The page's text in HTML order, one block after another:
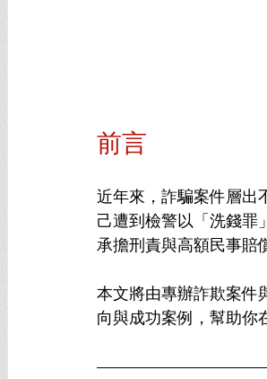
前言
近年來，詐騙案件層出
己遭到檢警以「洗錢罪
承擔刑責與高額民事賠
本文將由專辦詐欺案件
向與成功案例，幫助你